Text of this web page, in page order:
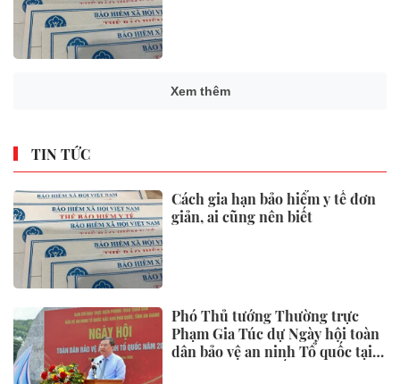
VN-Index tăng hơn 27 điểm,
Mở tuyến du lịch đường sắt chất
Nhiều chỉ tiêu kinh tế 7 tháng